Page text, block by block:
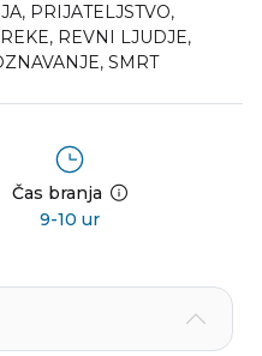
, PRIJATELJSTVO,
REKE, REVNI LJUDJE,
, SMRT
Čas branja
9-10 ur